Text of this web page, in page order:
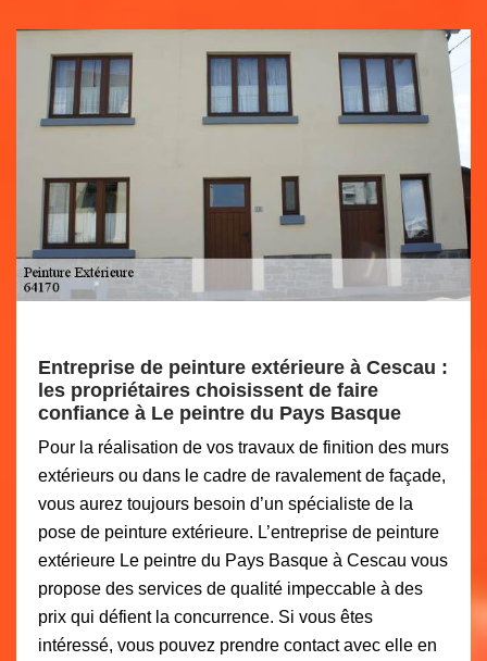
Entreprise de peinture extérieure à Cescau :
les propriétaires choisissent de faire
confiance à Le peintre du Pays Basque
Pour la réalisation de vos travaux de finition des murs
extérieurs ou dans le cadre de ravalement de façade,
vous aurez toujours besoin d’un spécialiste de la
pose de peinture extérieure. L’entreprise de peinture
extérieure Le peintre du Pays Basque à Cescau vous
propose des services de qualité impeccable à des
prix qui défient la concurrence. Si vous êtes
intéressé, vous pouvez prendre contact avec elle en